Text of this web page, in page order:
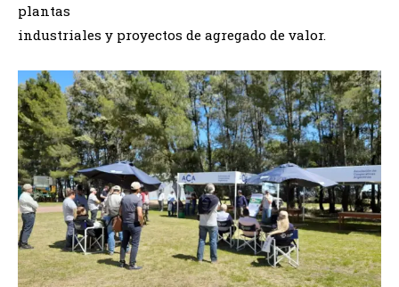
plantas
industriales y proyectos de agregado de valor.